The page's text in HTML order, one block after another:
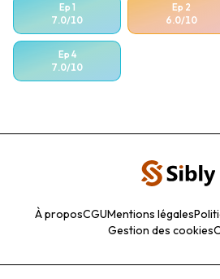
Ep 1
7.0/10
Ep 2
6.0/10
Ep 4
7.0/10
À proposCGUMentions légales
Gestion des cookies